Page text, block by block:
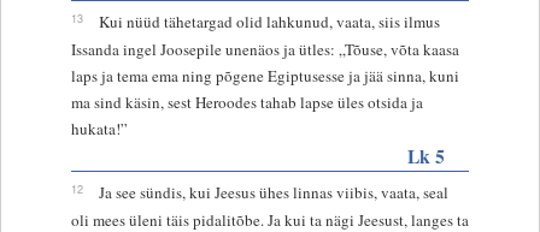
13
Kui nüüd tähetargad olid lahkunud, vaata, siis ilmus
Issanda ingel Joosepile unenäos ja ütles: „Tõuse, võta kaasa
laps ja tema ema ning põgene Egiptusesse ja jää sinna, kuni
ma sind käsin, sest Heroodes tahab lapse üles otsida ja
hukata!”
Lk 5
12
Ja see sündis, kui Jeesus ühes linnas viibis, vaata, seal
oli mees üleni täis pidalitõbe. Ja kui ta nägi Jeesust, langes ta